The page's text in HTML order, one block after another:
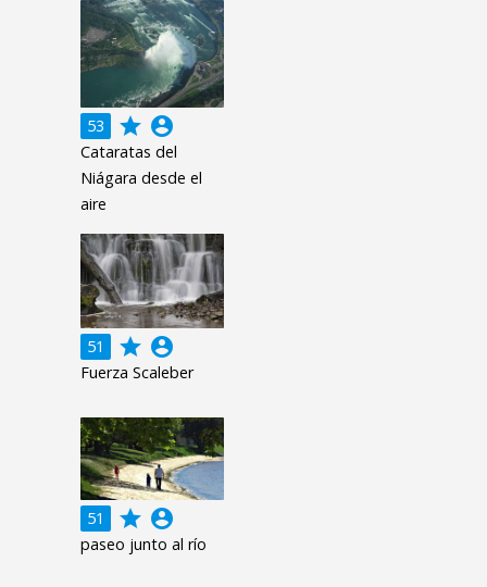
53 grade account_circle
Cataratas del
Niágara desde el
aire
51 grade account_circle
Fuerza Scaleber
51 grade account_circle
paseo junto al río